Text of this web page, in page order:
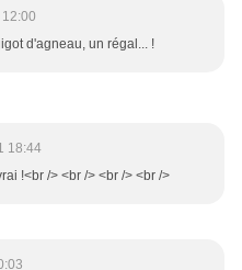
d'agneau, un régal... !
18:44
!<br /> <br /> <br /> <br />